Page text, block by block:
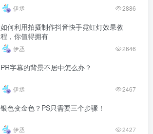
伊丞 2886
如何利用拍摄制作抖音快手霓虹灯效果教
程，你值得拥有
伊丞 2646
PR字幕的背景不居中怎么办？
伊丞 2467
银色变金色？PS只需要三个步骤！
伊丞 2427